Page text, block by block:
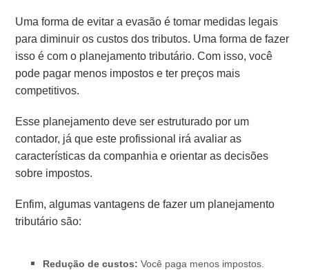
Uma forma de evitar a evasão é tomar medidas legais
para diminuir os custos dos tributos. Uma forma de fazer
isso é com o planejamento tributário.Com isso, você
pode pagar menos impostos e ter preços mais
competitivos.
Esse planejamento deve ser estruturado por um
contador, já que este profissional irá avaliar as
características da companhia e orientar as decisões
sobre impostos.
Enfim, algumas vantagens de fazer um planejamento
tributário são:
Redução de custos: Você paga menos impostos.